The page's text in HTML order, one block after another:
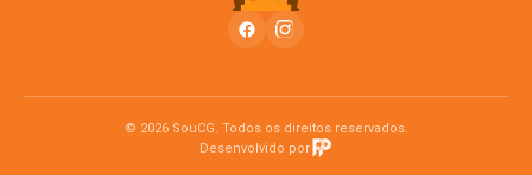
© 2026 SouCG. Todos os direitos reservados.
Desenvolvido por